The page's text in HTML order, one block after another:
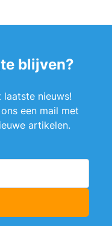
blijven?
nieuws!
een mail met
artikelen.